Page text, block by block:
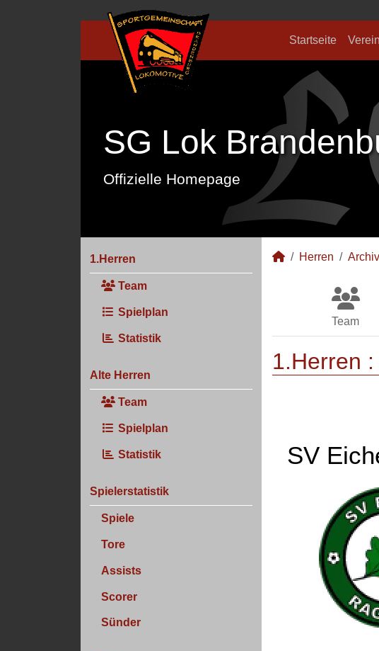
Startseite Verein
SG Lok
Offizielle Homepage
1.Herren
Team
Spielplan
Statistik
Alte Herren
Team
Spielplan
Statistik
Spielerstatistik
Spiele
Tore
Assists
Scorer
Sünder
Herren Archiv
Team
1.Herren :
SV